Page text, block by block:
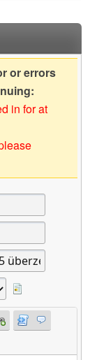
or errors
in for at